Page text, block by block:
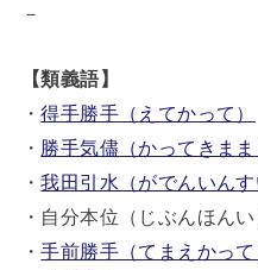
－
【類義語】
・得手勝手（えてかって）
・ 勝手気儘（かってきまま
・我田引水（がでんいんす
・自分本位（じぶんほんい
・手前勝手（てまえかって